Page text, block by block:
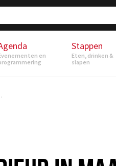
en
Stappen
Eten, drinken &
slapen